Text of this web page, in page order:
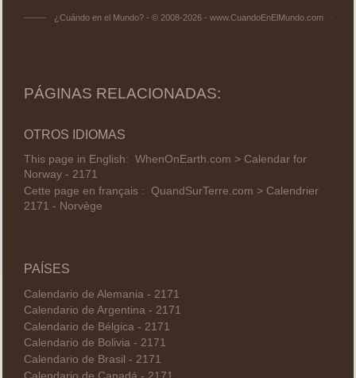
¿Cuándo en el Mundo? - © 2008-2026 - www.CuandoEnElMundo.com
PÁGINAS RELACIONADAS:
OTROS IDIOMAS
This page in English: WhenOnEarth.com > Calendar for
Norway - 2171
Cette page en français : QuandSurTerre.com > Calendrier
2171 - Norvège
PAÍSES
Calendario de Alemania - 2171
Calendario de Argentina - 2171
Calendario de Bélgica - 2171
Calendario de Bolivia - 2171
Calendario de Brasil - 2171